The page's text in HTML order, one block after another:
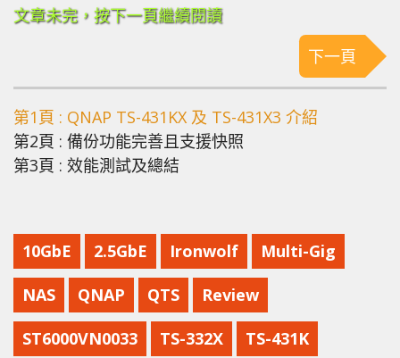
文章未完，按下一頁繼續閱讀
下一頁
第1頁 : QNAP TS-431KX 及 TS-431X3 介紹
第2頁 : 備份功能完善且支援快照
第3頁 : 效能測試及總結
10GbE 2.5GbE Ironwolf Multi-Gig
NAS QNAP QTS Review
ST6000VN0033 TS-332X TS-431K